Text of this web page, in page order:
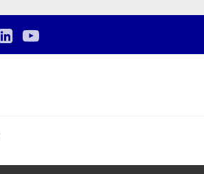
LinkedIn
Youtube